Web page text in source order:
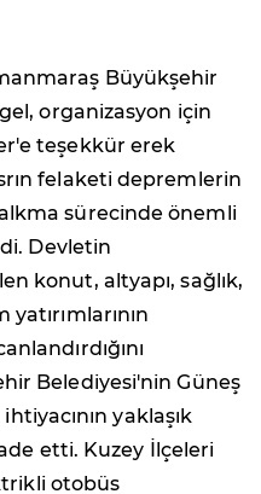
Büyükşehir
organizasyon için
teşekkür erek
felaketi depremlerin
sürecinde önemli
Devletin
konut, altyapı, sağlık,
Belediyesi'nin Güneş
yaklaşık
etti. Kuzey İlçeleri
otobüs